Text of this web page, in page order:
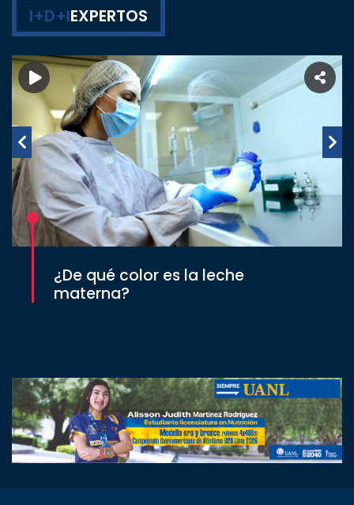
I+D+IEXPERTOS
¿De qué color es la leche
materna?